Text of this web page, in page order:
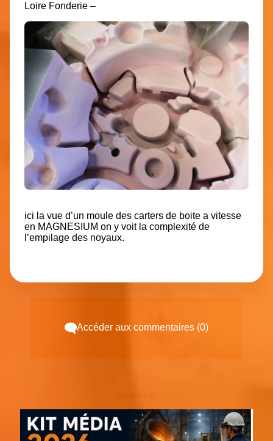
Loire Fonderie –
ici la vue d’un moule des carters de boite a vitesse
en MAGNESIUM on y voit la complexité de
l’empilage des noyaux.
Accéder aux commentaires (0)